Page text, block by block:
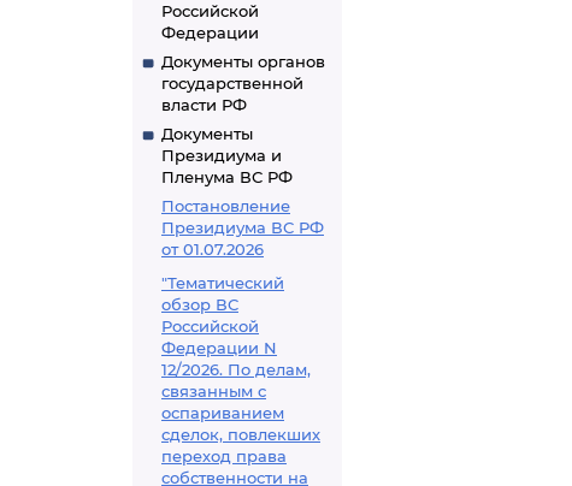
Российской
Федерации
Документы органов
государственной
власти РФ
Документы
Президиума и
Пленума ВС РФ
Постановление
Президиума ВС РФ
от 01.07.2026
"Тематический
обзор ВС
Российской
Федерации N
12/2026. По делам,
связанным с
оспариванием
сделок, повлекших
переход права
собственности на